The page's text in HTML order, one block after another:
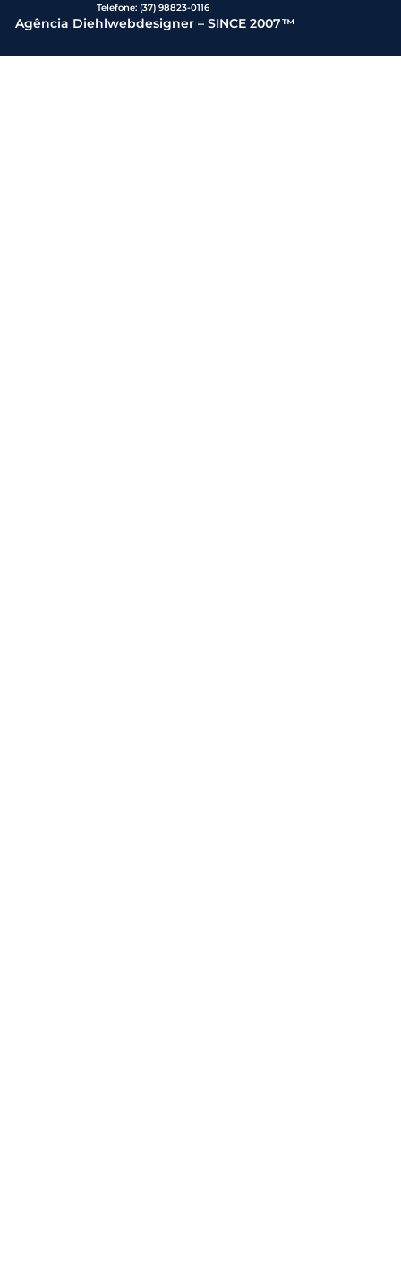
Telefone:(37) 98823-0116
Agência Diehlwebdesigner – SINCE 2007™